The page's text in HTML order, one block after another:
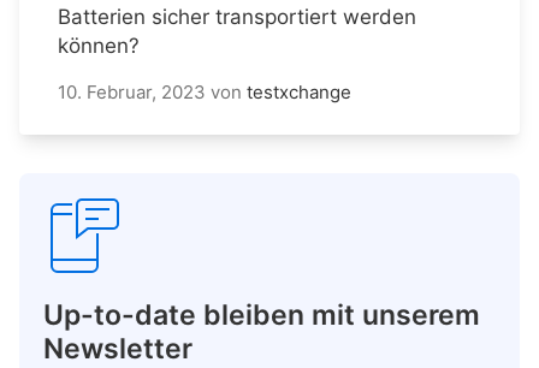
Batterien sicher transportiert werden
können?
10. Februar, 2023 von testxchange
Up-to-date bleiben mit unserem
Newsletter